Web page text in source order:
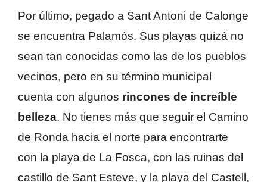
Por último, pegado a Sant Antoni de Calonge
se encuentra Palamós. Sus playas quizá no
sean tan conocidas como las de los pueblos
vecinos, pero en su término municipal
cuenta con algunos rincones de increíble
belleza. No tienes más que seguir el Camino
de Ronda hacia el norte para encontrarte
con la playa de La Fosca, con las ruinas del
castillo de Sant Esteve, y la playa del Castell,